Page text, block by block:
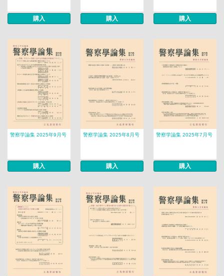
購入 購入 購入
警察学論集 2025年9月号
購入
警察学論集 2025年8月号
購入
警察学論集 2025年7月号
購入